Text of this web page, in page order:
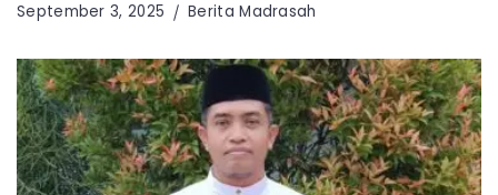
September 3, 2025 Berita Madrasah